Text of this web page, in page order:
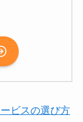
ビスの選び方